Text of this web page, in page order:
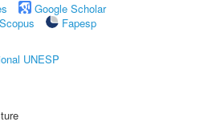
Google Scholar
Scopus
Fapesp
UNESP